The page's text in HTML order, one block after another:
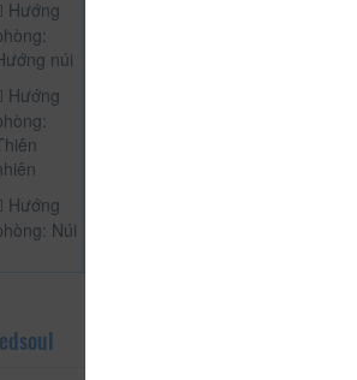
Hướng
núi
Hướng
Hướng
Núi